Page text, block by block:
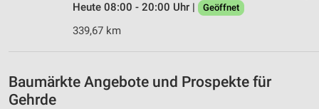
Heute 08:00 - 20:00 Uhr |
Geöffnet
339,67 km
Baumärkte Angebote und Prospekte für
Gehrde
Analyse von Zielgruppen durch Statistiken oder
Kombinationen von Daten aus verschiedenen
Verwendung reduzierter Daten zur Auswahl von